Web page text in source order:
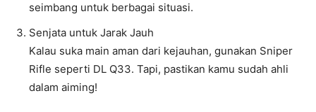
seimbang untuk berbagai situasi.
Senjata untuk Jarak Jauh
Kalau suka main aman dari kejauhan, gunakan Sniper
Rifle seperti DL Q33. Tapi, pastikan kamu sudah ahli
dalam aiming!